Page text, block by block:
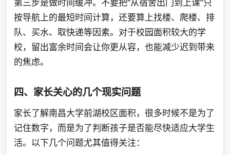
按导航上的最短时间计算，还要算上找楼、爬楼、排
队、买水、取快递等因素。对于校园面积较大的学
校，留出富余时间会让你更从容，也能减少迟到带来
的焦虑。
四、家长关心的几个现实问题
家长了解南昌大学前湖校区面积，很多时候不是为了
记住数字，而是为了判断孩子是否能尽快适应大学生
活。以下几个问题尤其值得关注：